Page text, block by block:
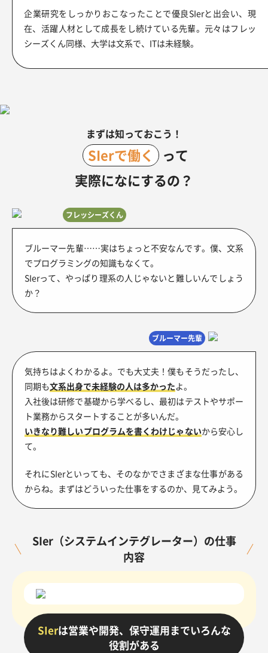
企業研究をしっかりおこなったことで優良SIerと出会い、現
在、活躍人材として成長をし続けている先輩。元々はフレッ
シーズくん同様、大学は文系で、ITは未経験。
まずは知っておこう！
SIerで働く
って
実際になにするの？
フレッシーズくん
ブルーマー先輩……実はちょっと不安なんです。僕、文系
でプログラミングの知識もなくて。
SIerって、やっぱり理系の人じゃないと難しいんでしょう
か？
ブルーマー先輩
気持ちはよくわかるよ。でも大丈夫！僕もそうだったし、
同期も文系出身で未経験の人は多かったよ。
入社後は研修で基礎から学べるし、最初はテストやサポー
ト業務からスタートすることが多いんだ。
いきなり難しいプログラムを書くわけじゃないから安心し
て。
それにSIerといっても、そのなかでさまざまな仕事がある
からね。まずはどういった仕事をするのか、見てみよう。
SIer（システムインテグレーター）の仕事
内容
SIerは営業や開発、保守運用までいろんな
役割がある